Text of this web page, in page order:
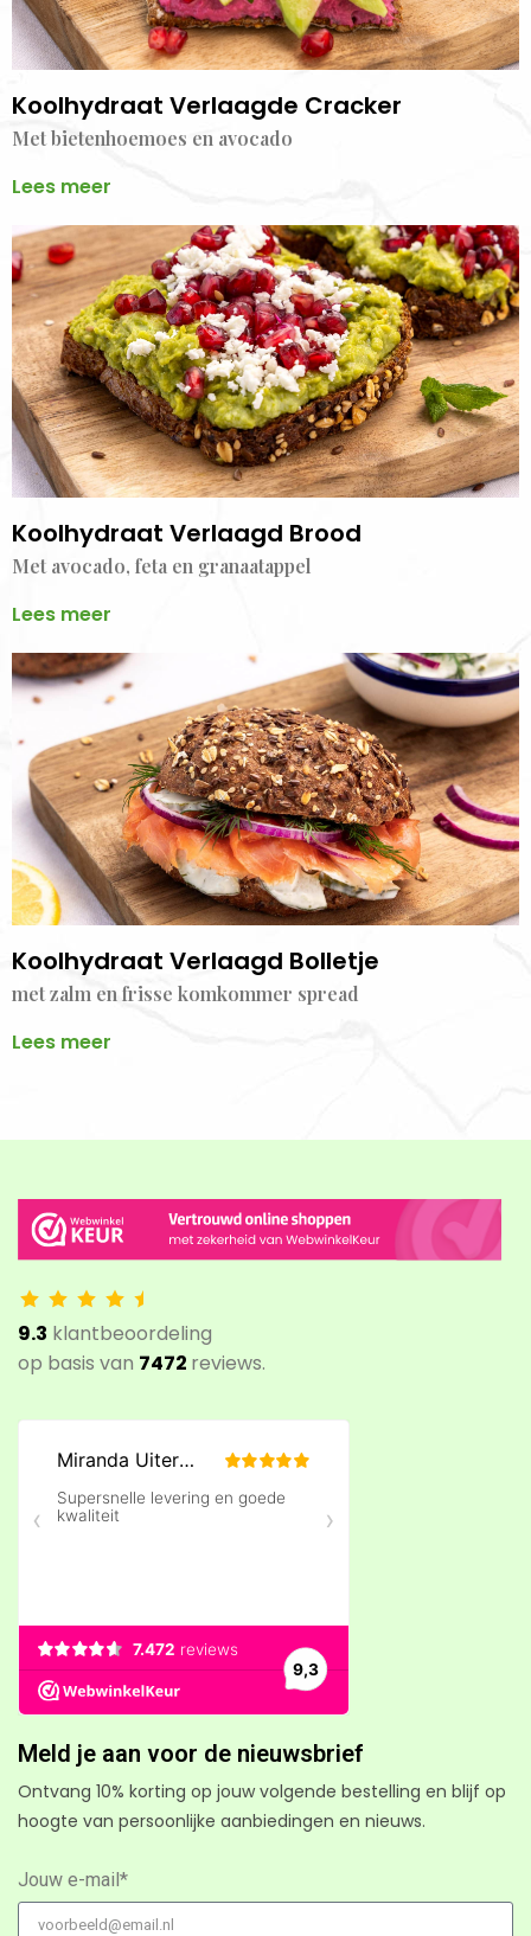
Koolhydraat Verlaagde Cracker
Met bietenhoemoes en avocado
Lees meer
Koolhydraat Verlaagd Brood
Met avocado, feta en granaatappel
Lees meer
Koolhydraat Verlaagd Bolletje
met zalm en frisse komkommer spread
Lees meer
9.3 klantbeoordeling
op basis van 7472 reviews.
Meld je aan voor de nieuwsbrief
Ontvang 10% korting op jouw volgende bestelling en blijf op
hoogte van persoonlijke aanbiedingen en nieuws.
Jouw e-mail*